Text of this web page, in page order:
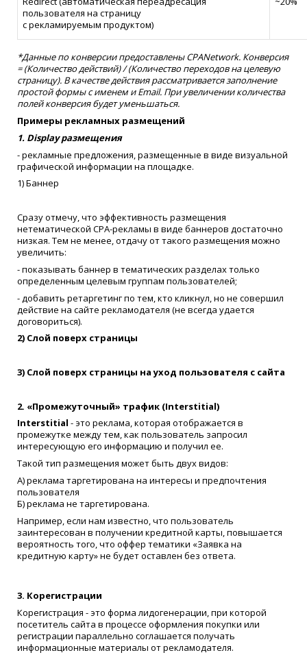
пользователя на страницу
с рекламируемым продуктом)
*Данные по конверсии предоставлены CPANetwork. Конверсия
= (Количество действий) / (Количество переходов на целевую
страницу). В качестве действия рассматривается заполнение
простой формы с именем и Email. При увеличении количества
полей конверсия будет уменьшаться.
Примеры рекламных размещений
1. Display размещения
- рекламные предложения, размещенные в виде визуальной
графической информации на площадке.
1) Баннер
Сразу отмечу, что эффективность размещения
нетематической CPA-рекламы в виде баннеров достаточно
низкая. Тем не менее, отдачу от такого размещения можно
увеличить:
- показывать баннер в тематических разделах только
определенным целевым группам пользователей;
- добавить ретаргетинг по тем, кто кликнул, но не совершил
действие на сайте рекламодателя (не всегда удается
договориться).
2) Слой поверх страницы
3) Слой поверх страницы на уход пользователя с сайта
2. «Промежуточный» трафик (Interstitial)
Interstitial - это реклама, которая отображается в
промежутке между тем, как пользователь запросил
интересующую его информацию и получил ее.
Такой тип размещения может быть двух видов:
А) реклама таргетирована на интересы и предпочтения
пользователя
Б) реклама не таргетирована.
Например, если нам известно, что пользователь
заинтересован в получении кредитной карты, повышается
вероятность того, что оффер тематики «Заявка на
кредитную карту» не будет оставлен без ответа.
3. Корегистрации
Корегистрация - это форма лидогенерации, при которой
посетитель сайта в процессе оформления покупки или
регистрации параллельно соглашается получать
информационные материалы от рекламодателя.